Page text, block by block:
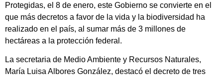
Protegidas, el 8 de enero, este Gobierno se convierte en el
que más decretos a favor de la vida y la biodiversidad ha
realizado en el país, al sumar más de 3 millones de
hectáreas a la protección federal.
La secretaria de Medio Ambiente y Recursos Naturales,
María Luisa Albores González, destacó el decreto de tres